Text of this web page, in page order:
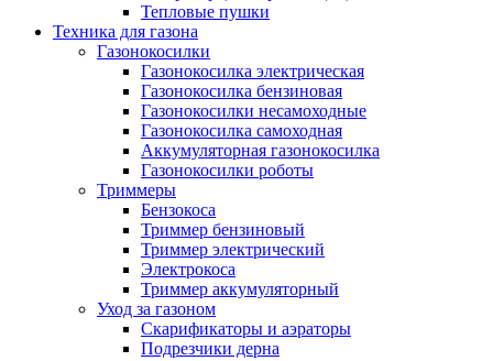
Тепловые пушки
Техника для газона
Газонокосилки
Газонокосилка электрическая
Газонокосилка бензиновая
Газонокосилки несамоходные
Газонокосилка самоходная
Аккумуляторная газонокосилка
Газонокосилки роботы
Триммеры
Бензокоса
Триммер бензиновый
Триммер электрический
Электрокоса
Триммер аккумуляторный
Уход за газоном
Скарификаторы и аэраторы
Подрезчики дерна